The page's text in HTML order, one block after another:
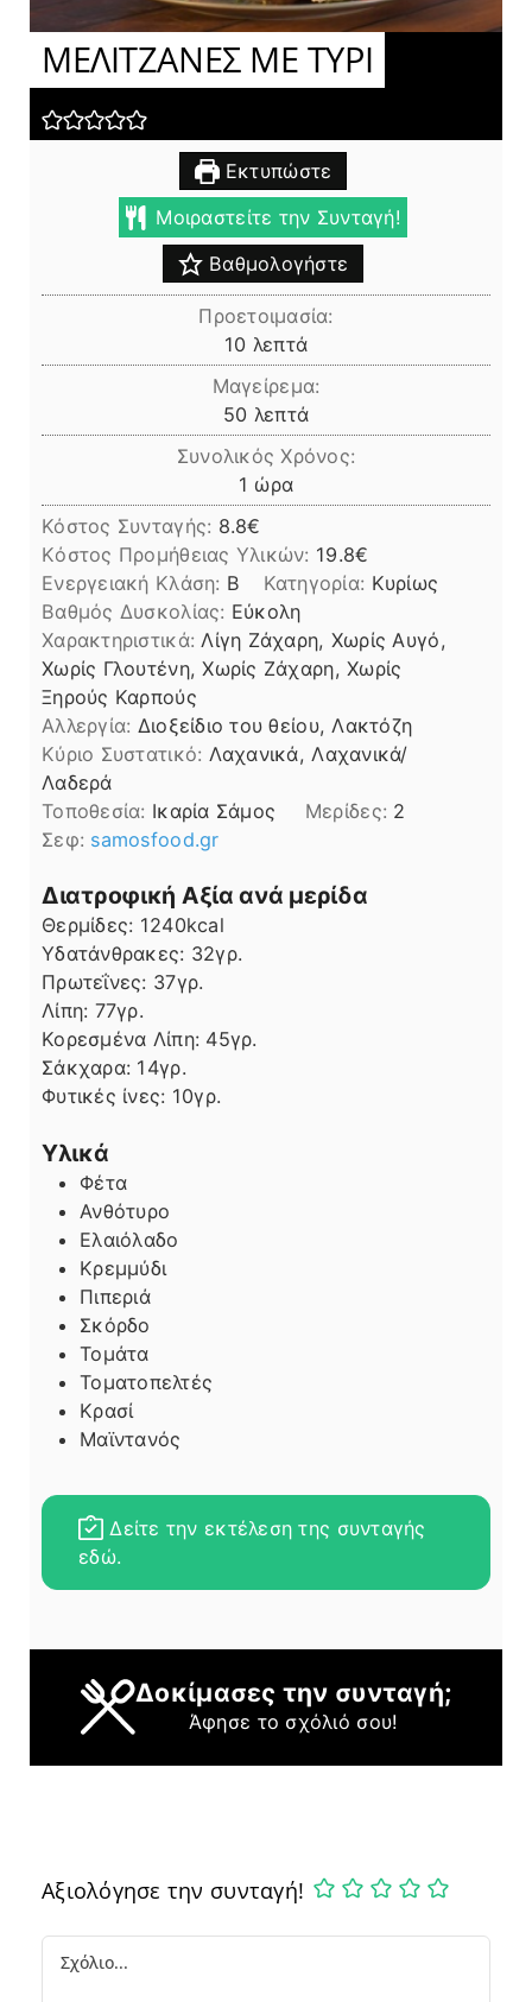
ΜΕΛΙΤΖΑΝΕΣ ΜΕ ΤΥΡΙ
Εκτυπώστε
Μοιραστείτε την Συνταγή!
Βαθμολογήστε
Προετοιμασία:
10 λεπτά
λεπτά
Μαγείρεμα:
50 λεπτά
λεπτά
Συνολικός Χρόνος:
1 ώρα
ώρα
Κόστος Συνταγής: 8.8€
Kόστος Προμήθειας Υλικών: 19.8
Ενεργειακή Κλάση: B Κατηγορία: Κυρίως
Βαθμός Δυσκολίας: Εύκολη
Χαρακτηριστικά: Λίγη Ζάχαρη, Χωρίς Αυγό,
Χωρίς Γλουτένη, Χωρίς Ζάχαρη, Χωρίς
Ξηρούς Καρπούς
Αλλεργία: Διοξείδιο του θείου, Λακτόζη
Kύριο Συστατικό: Λαχανικά, Λαχανικά/
Λαδερά
Τοποθεσία: Ικαρία Σάμος Μερίδες: 2
Σεφ: samosfood.gr
Διατροφική Αξία ανά μερίδα
Θερμίδες: 1240kcal
Υδατάνθρακες: 32γρ.
Πρωτεΐνες: 37γρ.
Λίπη
Λίπη: 77γρ.
Κορεσμένα Λίπη: 45γρ.
Σάκχαρα: 14γρ.
Φυτικές ίνες: 10γρ.
Υλικά
Φέτα
Ανθότυρο
Ελαιόλαδο
Κρεμμύδι
Πιπεριά
Σκόρδο
Τομάτα
Τοματοπελτές
Κρασί
Μαϊντανός
Δείτε την εκτέλεση της συνταγής
εδώ.
Δοκίμασες την συνταγή;
Άφησε το σχόλιό σου!
Αξιολόγησε την συνταγή!
Comment